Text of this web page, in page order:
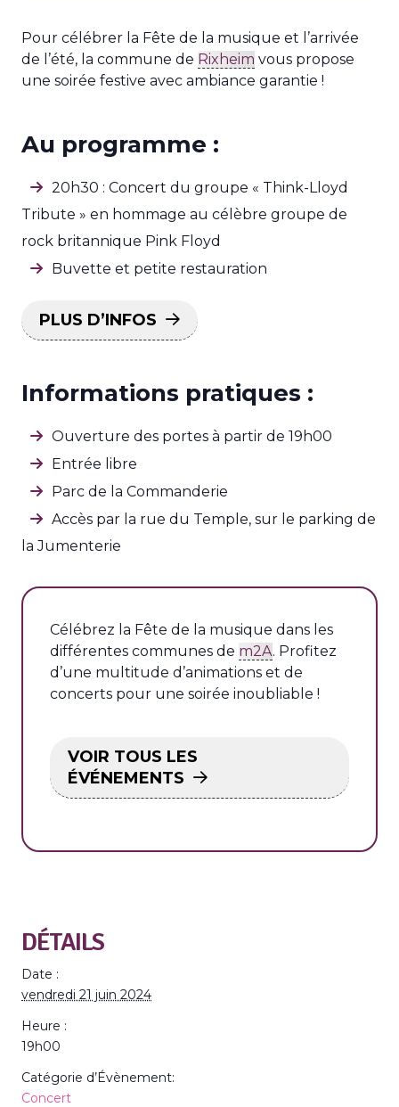
Pour célébrer la Fête de la musique et l’arrivée
de l’été, la commune de Rixheim vous propose
une soirée festive avec ambiance garantie !
Au programme :
20h30 : Concert du groupe « Think-Lloyd
Tribute » en hommage au célèbre groupe de
rock britannique Pink Floyd
Buvette et petite restauration
PLUS D’INFOS
Informations pratiques :
Ouverture des portes à partir de 19h00
Entrée libre
Parc de la Commanderie
Accès par la rue du Temple, sur le parking de
la Jumenterie
Célébrez la Fête de la musique dans les
différentes communes de m2A. Profitez
d’une multitude d’animations et de
concerts pour une soirée inoubliable !
VOIR TOUS LES
ÉVÉNEMENTS
DÉTAILS
Date :
vendredi 21 juin 2024
Heure :
19h00
Catégorie d’Évènement:
Concert